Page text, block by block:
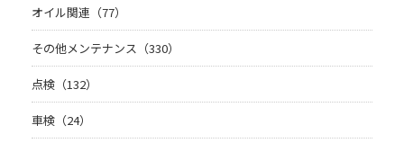
オイル関連（77）
その他メンテナンス（330）
点検（132）
車検（24）